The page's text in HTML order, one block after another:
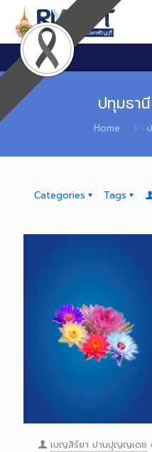
ปทุมธา
Home
Categories Tags
เบญสิร์ยา ปานปุญญเดช